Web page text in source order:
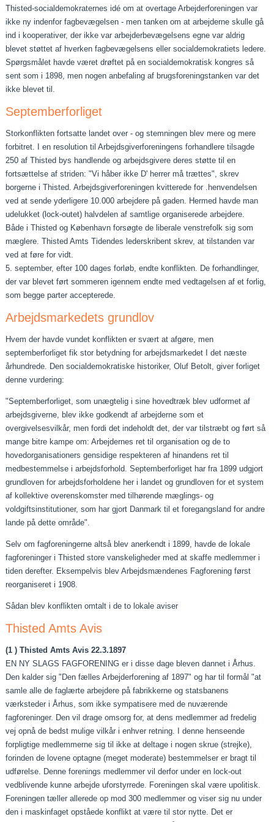
Thisted‑socialdemokraternes idé om at overtage Arbejderfor­eningen var
ikke ny indenfor fagbevægelsen ‑ men tanken om at arbejderne skulle gå
ind i kooperativer, der ikke var ar­bejderbevægelsens egne var aldrig
blevet støttet af hverken fagbevægelsens eller socialdemokratiets ledere.
Spørgsmålet havde været drøftet på en socialdemokratisk kongres så
sent som i 1898, men nogen anbefaling af brugsforeningstanken var det
ikke blevet til.
Septemberforliget
Storkonflikten fortsatte landet over - og stemningen blev mere og mere
for­bitret. I en resolution til Arbejdsgiverforeningens forhandlere tilsagde
250 af Thisted bys handlende og arbejdsgivere deres støtte til en
fortsættelse af striden: "Vi håber ikke D' herrer må trættes", skrev
borgerne i Thisted. Arbejdsgiverforeningen kvitterede for .henvendelsen
ved at sende yderligere 10.000 arbejdere på gaden. Hermed havde man
udelukket (lock-outet) halvdelen af samtlige organiserede arbejdere.
Både i Thisted og København forsøgte de liberale venstrefolk sig som
mæglere. Thisted Amts Tidendes lederskribent skrev, at til­standen var
ved at føre for vidt.
5. september, efter 100 dages forløb, endte konflikten. De forhandlinger,
der var blevet ført sommeren igennem endte med vedtagelsen af et forlig,
som begge parter accep­terede.
Arbejdsmarkedets grundlov
Hvem der havde vundet konflikten er svært at afgøre, men
septemberforliget fik stor betydning for arbejdsmarkedet I det næste
århundrede. Den socialdemokratiske historiker, Oluf Betolt, giver forliget
denne vurdering:
"Septemberforliget, som unægtelig i sine hovedtræk blev udformet af
arbejdsgiverne, blev ikke godkendt af arbejderne som et
overgivelsesvilkår, men fordi det indeholdt det, der var tilstræbt og ført så
mange bitre kampe om: Arbejdernes ret til organisation og de to
hovedorganisationers gensidige respekteren af hinandens ret til
medbestemmelse i arbejdsfor­hold. Septemberforliget har fra 1899 udgjort
grundloven for arbejdsforholdene her i landet og grundloven for et system
af kollektive overenskomster med tilhørende mæglings‑ og
voldgiftsinstitutioner, som har gjort Danmark til et foregangs­land for andre
lande på dette område".
Selv om fagforeningerne altså blev anerkendt i 1899, havde de lokale
fagforeninger i Thisted store vanskeligheder med at skaffe medlemmer i
tiden derefter. Eksempelvis blev Arbejdsmændenes Fagforening først
reorganiseret i 1908.
Sådan blev konflikten omtalt i de to lokale aviser
Thisted Amts Avis
(1 ) Thisted Amts Avis 22.3.1897
EN NY SLAGS FAGFORENING er i disse dage bleven dannet i Århus.
Den kalder sig "Den fælles Arbejderforening af 1897" og har til formål "at
samle alle de faglærte arbejdere på fabrikkerne og statsbanens
værksteder i Århus, som ikke sympatisere med de nuværende
fagforeninger. Den vil drage omsorg for, at dens medlemmer ad fredelig
vej opnå de bedst mulige vilkår i enhver retning. I denne henseende
forpligtige medlemmerne sig til ikke at deltage i nogen skrue (strejke),
forinden de lovene optagne (meget moderate) bestemmelser er bragt til
udførelse. Denne for­enings medlemmer vil derfor under en lock‑out
vedblivende kunne arbejde uforstyrrede. Foreningen skal være upolitisk.
Foreningen tæller allerede op mod 300 medlemmer og viser sig nu under
den i maskinfaget opståede konflikt at være til stor nytte. Det er